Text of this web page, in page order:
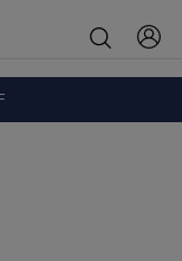
ります！